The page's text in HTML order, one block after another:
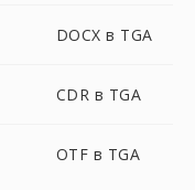
DOCX в TGA
CDR в TGA
OTF в TGA